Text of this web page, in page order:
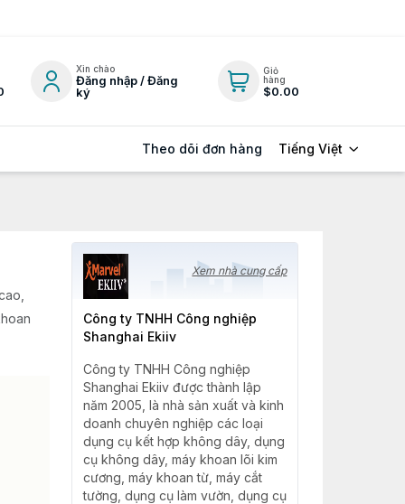
Xin chào
Đăng nhập / Đăng
ký
Giỏ
hàng
$0.00
Theo dõi đơn hàng Tiếng Việt
Xem nhà cung cấp
Công ty TNHH Công nghiệp
Shanghai Ekiiv
Công ty TNHH Công nghiệp
Shanghai Ekiiv được thành lập
năm 2005, là nhà sản xuất và kinh
doanh chuyên nghiệp các loại
dụng cụ kết hợp không dây, dụng
cụ không dây, máy khoan lõi kim
cương, máy khoan từ, máy cắt
tường, dụng cụ làm vườn, dụng cụ